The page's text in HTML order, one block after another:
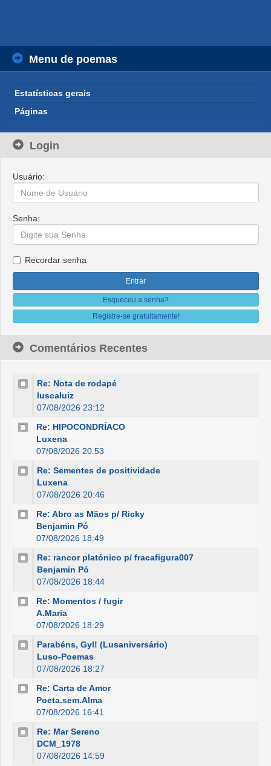
Menu de poemas
Estatísticas gerais
Páginas
Login
Usuário:
Senha:
Recordar senha
Esqueceu a senha?
Registre-se gratuitamente!
Comentários Recentes
Re: Nota de rodapé
luscaluiz
07/08/2026 23:12
Re: HIPOCONDRÍACO
Luxena
07/08/2026 20:53
Re: Sementes de positividade
Luxena
07/08/2026 20:46
Re: Abro as Mãos p/ Ricky
Benjamin Pó
07/08/2026 18:49
Re: rancor platónico p/ fracafigura007
Benjamin Pó
07/08/2026 18:44
Re: Momentos / fugir
A.Maria
07/08/2026 18:29
Parabéns, Gyl! (Lusaniversário)
Luso-Poemas
07/08/2026 18:27
Re: Carta de Amor
Poeta.sem.Alma
07/08/2026 16:41
Re: Mar Sereno
DCM_1978
07/08/2026 14:59